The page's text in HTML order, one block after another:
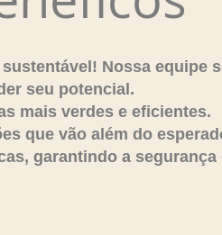
Nossa equipe
seu potencial.
mais verdes e eficientes.
que vão além do
garantindo a segurança